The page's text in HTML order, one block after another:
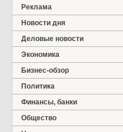
Реклама
Новости дня
Деловые новости
Экономика
Бизнес-обзор
Политика
Финансы, банки
Общество